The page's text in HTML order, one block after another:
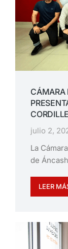
CÁMARA
julio 2,
La
de
LEER